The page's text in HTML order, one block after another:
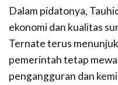
Dalam pidatonya,
ekonomi dan kualitas
Ternate terus
pemerintah tetap
pengangguran dan